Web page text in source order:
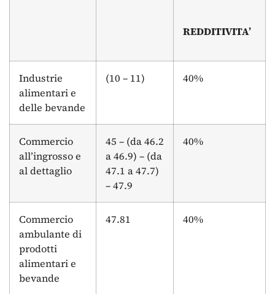
REDDITIVITA’
Industrie
alimentari e
delle bevande
(10 – 11) 40%
Commercio
all’ingrosso e
al dettaglio
45 – (da 46.2
a 46.9) – (da
47.1 a 47.7)
– 47.9
40%
Commercio
ambulante di
prodotti
alimentari e
bevande
47.81 40%